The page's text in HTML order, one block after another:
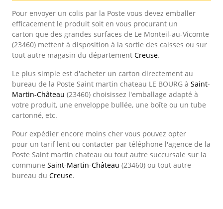
Pour envoyer un colis par la Poste vous devez emballer
efficacement le produit soit en vous procurant un
carton que des grandes surfaces de Le Monteil-au-Vicomte
(23460) mettent à disposition à la sortie des caisses ou sur
tout autre magasin du département Creuse.
Le plus simple est d'acheter un carton directement au
bureau de la Poste Saint martin chateau LE BOURG à Saint-
Martin-Château (23460) choisissez l'emballage adapté à
votre produit, une enveloppe bullée, une boîte ou un tube
cartonné, etc.
Pour expédier encore moins cher vous pouvez opter
pour un tarif lent ou contacter par téléphone l'agence de la
Poste Saint martin chateau ou tout autre succursale sur la
commune Saint-Martin-Château (23460) ou tout autre
bureau du Creuse.